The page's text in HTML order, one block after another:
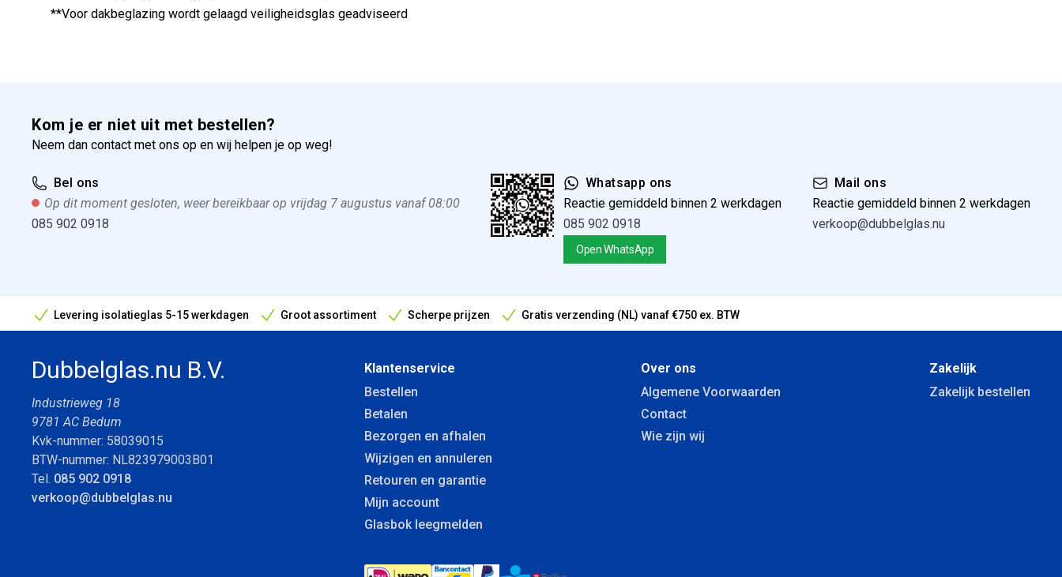
**Voor dakbeglazing wordt gelaagd veiligheidsglas geadviseerd
Kom je er niet uit met bestellen?
Neem dan contact met ons op en wij helpen je op weg!
Bel ons
Op dit moment gesloten, weer bereikbaar op vrijdag 7 augustus vanaf 08:00
085 902 0918
Whatsapp ons
Reactie gemiddeld binnen 2 werkdagen
085 902 0918
Open WhatsApp
Mail ons
Reactie gemiddeld binnen 2 werkdagen
verkoop@dubbelglas.nu
Levering isolatieglas 5-15 werkdagen Groot assortiment Scherpe prijzen
Gratis verzending (NL) vanaf €750 ex. BTW
Bouwvak geopend! Óók snelle leveringen tijdens de vakantieperiode
Dubbelglas.nu B.V.
Industrieweg 18
9781 AC Bedum
Kvk-nummer: 58039015
BTW-nummer: NL823979003B01
Tel. 085 902 0918
verkoop@dubbelglas.nu
Klantenservice
Bestellen
Betalen
Bezorgen en afhalen
Wijzigen en annuleren
Retouren en garantie
Mijn account
Glasbok leegmelden
Over ons
Algemene Voorwaarden
Contact
Wie zijn wij
Zakelijk
Zakelijk bestellen